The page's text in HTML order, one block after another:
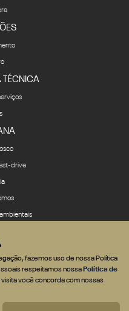
TÉCNICA
drive
fazemos uso de nossa Política
respeitamos nossa Política de
você concorda com nossas